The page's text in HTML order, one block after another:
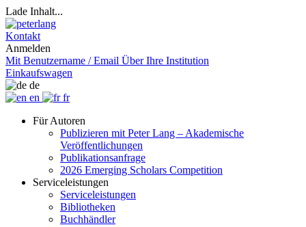
Lade Inhalt...
Kontakt
Anmelden
Mit Benutzername / Email Über Ihre Institution
Einkaufswagen
de
en
fr
Für Autoren
Publizieren mit Peter Lang – Akademische
Veröffentlichungen
Publikationsanfrage
2026 Emerging Scholars Competition
Serviceleistungen
Serviceleistungen
Bibliotheken
Buchhändler